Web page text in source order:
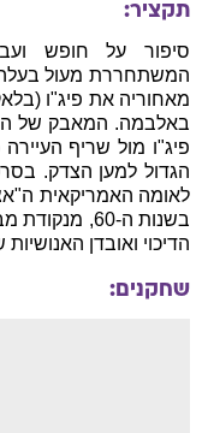
תקציר:
סיפור על חופש
המשתחררת מעול בעלה
פיג"ו מול שריף
הגדול למען הצדק.
לאומה האמריקאית
בשנות ה-60,
הדיכוי ואובדן
שחקנים: